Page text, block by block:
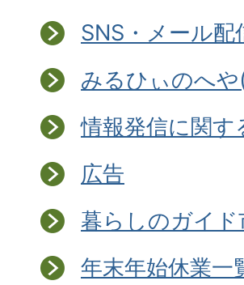
SNS・メール配
みるひぃのへや
情報発信に関
広告
暮らしのガイ
年末年始休業一